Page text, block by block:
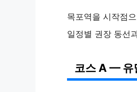
목포역을 시작점
일정별 권장 동선
코스 A — 유